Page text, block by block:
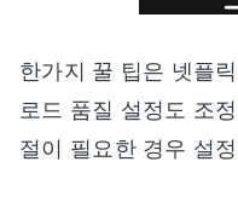
한가지 꿀 팁은 넷플
로드 품질 설정도 조
절이 필요한 경우 설